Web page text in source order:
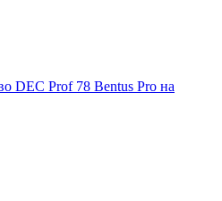
DEC Prof 78 Bentus Pro на